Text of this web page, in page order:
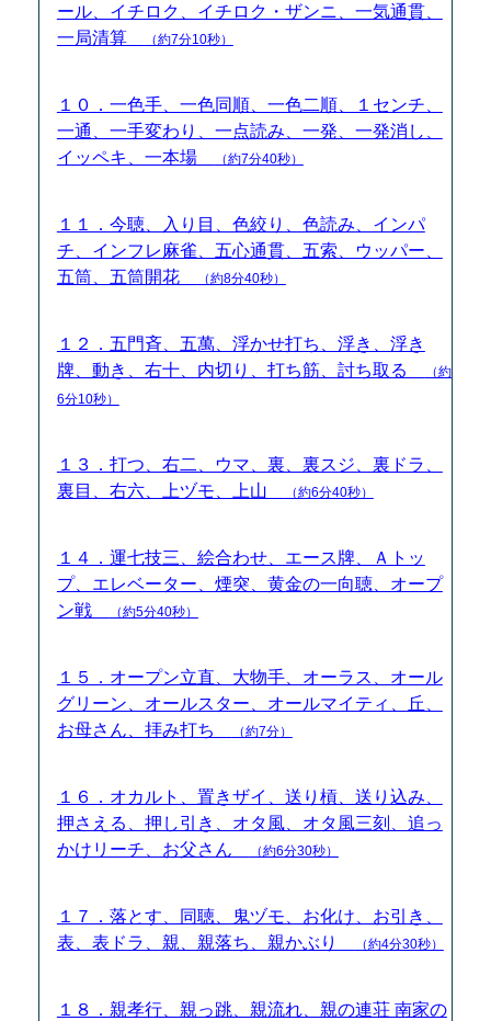
ール、イチロク、イチロク・ザンニ、一気通貫、
一局清算
（約7分10秒）
１０．一色手、一色同順、一色二順、１センチ、
一通、一手変わり、一点読み、一発、一発消し、
イッペキ、一本場
（約7分40秒）
１１．今聴、入り目、色絞り、色読み、インパ
チ、インフレ麻雀、五心通貫、五索、ウッパー、
五筒、五筒開花
（約8分40秒）
１２．五門斉、五萬、浮かせ打ち、浮き、浮き
牌、動き、右十、内切り、打ち筋、討ち取る
（約
6分10秒）
１３．打つ、右二、ウマ、裏、裏スジ、裏ドラ、
裏目、右六、上ヅモ、上山
（約6分40秒）
１４．運七技三、絵合わせ、エース牌、Ａトッ
プ、エレベーター、煙突、黄金の一向聴、オープ
ン戦
（約5分40秒）
１５．オープン立直、大物手、オーラス、オール
グリーン、オールスター、オールマイティ、丘、
お母さん、拝み打ち
（約7分）
１６．オカルト、置きザイ、送り槓、送り込み、
押さえる、押し引き、オタ風、オタ風三刻、追っ
かけリーチ、お父さん
（約6分30秒）
１７．落とす、同聴、鬼ヅモ、お化け、お引き、
表、表ドラ、親、親落ち、親かぶり
（約4分30秒）
１８．親孝行、親っ跳、親流れ、親の連荘 南家の